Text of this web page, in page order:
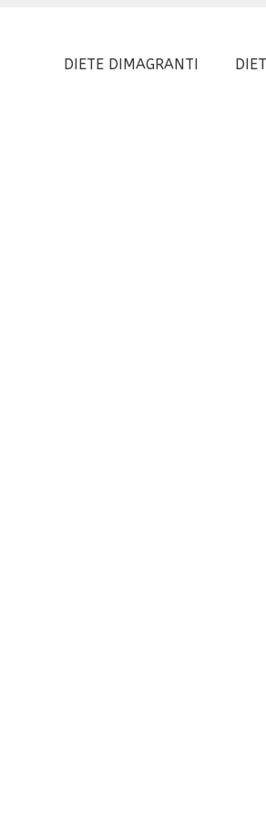
DIETE DIMAGRANTI